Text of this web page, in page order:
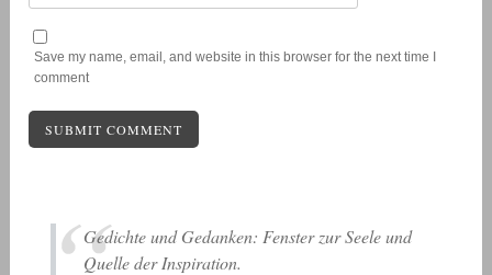
Save my name, email, and website in this browser for the next time I
comment
Gedichte und Gedanken: Fenster zur Seele und
Quelle der Inspiration.